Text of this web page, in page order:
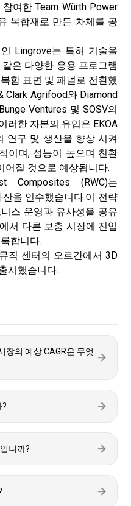
여한 Team Würth Power
복합재로 만든 차체를 공
Lingrove는 특허 기술을
은 다양한 응용 프로그램
합 표면 및 패널로 전환했
Clark Agrifood와 Diamond
Ventures 및 SOSV의
러한 자본의 유입은 EKOA
연구 및 생산을 향상 시켜
이며, 성능이 높으며 친환
어질 것으로 예상됩니다.
Composites (RWC)는
을 인수했습니다.이 전략
스 운영과 유사성을 공유
서 다른 보충 시장에 진입
합니다.
직 센터의 오르간에서 3D
시했습니다.
의 예상 CAGR은 무엇
니까?